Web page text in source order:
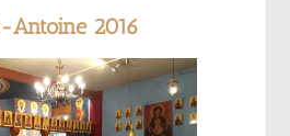
Antoine 2016